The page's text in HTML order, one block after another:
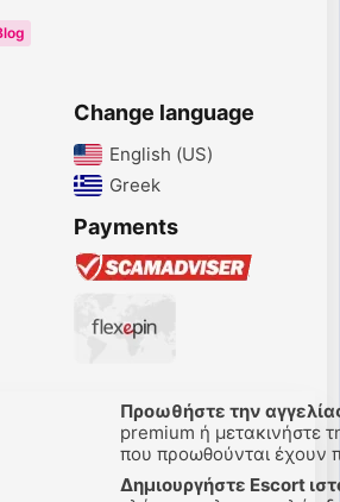
Change language
English (US)‎
Greek‎
Payments
Προωθήστε την αγγελίας
premium ή μετακινήστε
που προωθούνται έχουν
Δημιουργήστε Escort